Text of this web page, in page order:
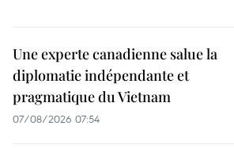
Une experte canadienne salue la
diplomatie indépendante et
pragmatique du Vietnam
07/08/2026 07:54